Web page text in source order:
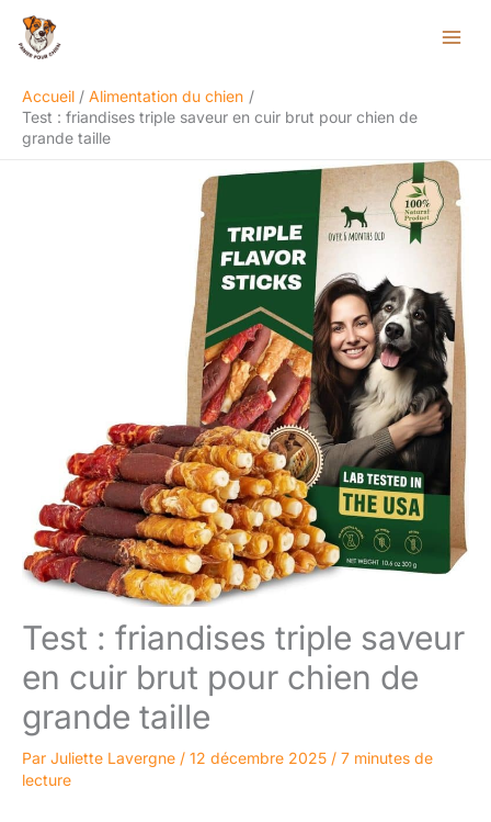
Aller
Accueil
Alimentation du chien
Test : friandises triple saveur en cuir brut pour chien de
grande taille
Test : friandises triple saveur
en cuir brut pour chien de
grande taille
Par Juliette Lavergne / 12 décembre 2025 / 7 minutes de
lecture
Rechercher